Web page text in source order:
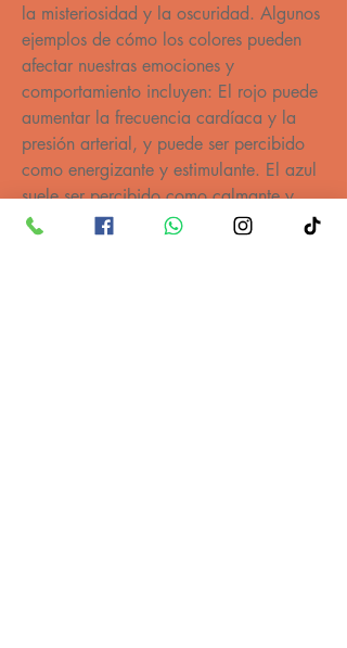
la misteriosidad y la oscuridad. Algunos
ejemplos de cómo los colores pueden
afectar nuestras emociones y
comportamiento incluyen: El rojo puede
aumentar la frecuencia cardíaca y la
presión arterial, y puede ser percibido
como energizante y estimulante. El azul
suele ser percibido como calmante y
relajante, y puede reducir la frecuencia